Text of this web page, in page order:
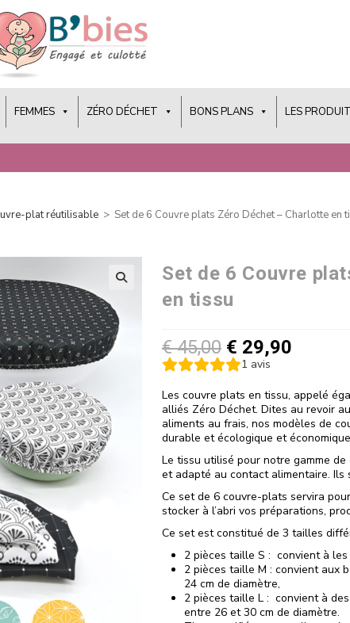
FEMMES ZÉRO DÉCHET BONS PLANS LES
plat réutilisable > Set de 6 Couvre plats Zéro Déchet – Charlotte en
Set de 6 Couvre
en tissu
€45,00 € 29,90
1 avis
Les couvre plats en tissu, appelé
alliés Zéro Déchet. Dites au revoir
aliments au frais, nos modèles de
durable et écologique et
Le tissu utilisé pour notre gamme
et adapté au contact alimentaire. Ils
Ce set de 6 couvre-plats servira
stocker à l’abri vos préparations,
Ce set est constitué de 3 tailles
2 pièces taille S : convient à
2 pièces taille M : convient aux
24 cm de diamètre,
2 pièces taille L : convient à
entre 26 et 30 cm de diamètre.